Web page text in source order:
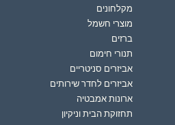
מקלחונים
מוצרי חשמל
ברזים
תנורי חימום
אביזרים סניטריים
אביזרים לחדר שירותים
ארונות אמבטיה
תחזוקת הבית וניקיון